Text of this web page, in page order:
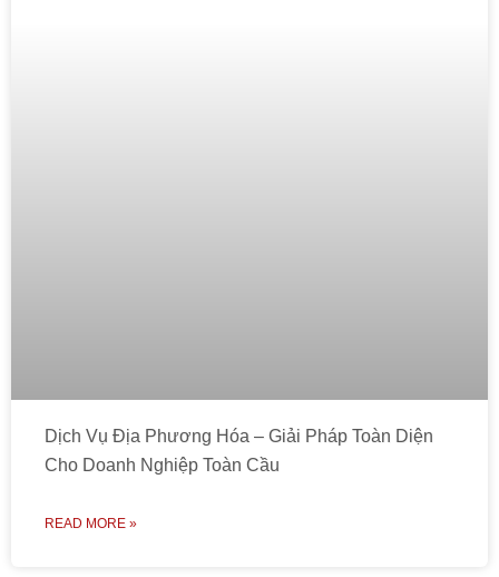
Dịch Vụ Địa Phương Hóa – Giải Pháp Toàn Diện
Cho Doanh Nghiệp Toàn Cầu
READ MORE »